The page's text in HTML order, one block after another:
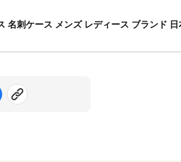
名刺ケース メンズ レディース ブランド